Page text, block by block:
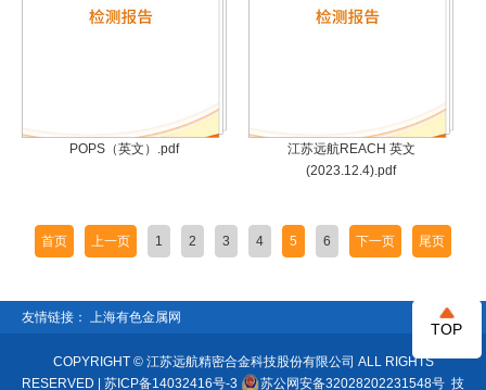
POPS（英文）.pdf
江苏远航REACH 英文
(2023.12.4).pdf
首页 上一页 1 2 3 4 5 6 下一页 尾页
友情链接： 上海有色金属网
COPYRIGHT © 江苏远航精密合金科技股份有限公司 ALL RIGHTS
RESERVED | 苏ICP备14032416号-3 苏公网安备32028202231548号 技
TOP